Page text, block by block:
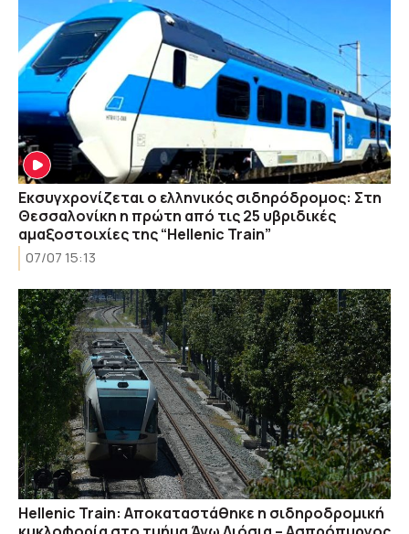
Εκσυγχρονίζεται ο ελληνικός σιδηρόδρομος: Στη
Θεσσαλονίκη η πρώτη από τις 25 υβριδικές
αμαξοστοιχίες της “Hellenic Train”
07/07 15:13
Hellenic Train: Αποκαταστάθηκε η σιδηροδρομική